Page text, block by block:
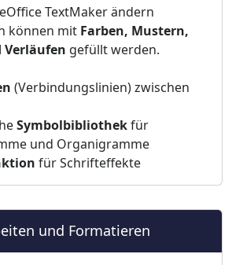
TextMaker ändern
können mit Farben, Mustern,
Verläufen gefüllt werden.
(Verbindungslinien) zwischen
Symbolbibliothekfür
und Organigramme
für Schrifteffekte
und Formatieren